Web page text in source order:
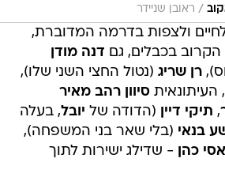
/ ראובן שניידר
ולצפות בדרמה המדוברת,
הקרוב בכבלים, גם דנה מודן
רן שריג (נטול החצי השני שלו),
העיתונאיתסיוון רהב מאיר
, תיקי דיין (הדודה של יובל, בעלה
בנאי (בלי שאר בני המשפחה),
אסי כהן
- שדילג ישירות לתוך